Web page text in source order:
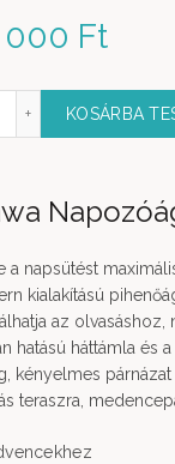
000 Ft
színben
KOSÁRBA
a napsütést
kialakítású
az
hatású háttámla és
kényelmes
teraszra,